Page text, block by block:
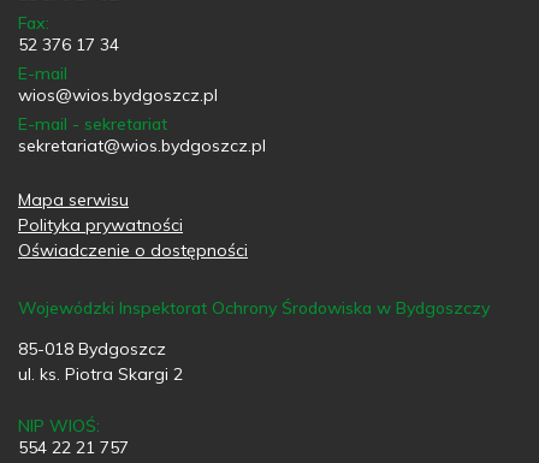
Fax:
52 376 17 34
E-mail
wios@wios.bydgoszcz.pl
E-mail - sekretariat
sekretariat@wios.bydgoszcz.pl
Mapa serwisu
Polityka prywatności
Oświadczenie o dostępności
Wojewódzki Inspektorat Ochrony Środowiska w Bydgoszczy
85-018 Bydgoszcz
ul. ks. Piotra Skargi 2
NIP WIOŚ:
554 22 21 757